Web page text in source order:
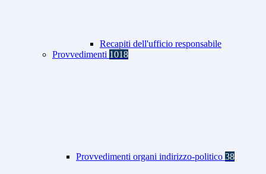
Recapiti dell'ufficio responsabile
Provvedimenti 1018
Provvedimenti organi indirizzo-politico 38